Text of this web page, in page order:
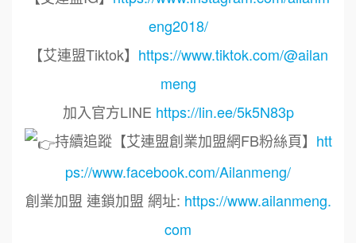
eng2018/
【艾連盟Tiktok】 https://www.tiktok.com/@ailan
meng
加入官方LINE https://lin.ee/5k5N83p
持續追蹤【艾連盟創業加盟網FB粉絲頁】 htt
ps://www.facebook.com/Ailanmeng/
創業加盟 連鎖加盟 網址: https://www.ailanmeng.
com